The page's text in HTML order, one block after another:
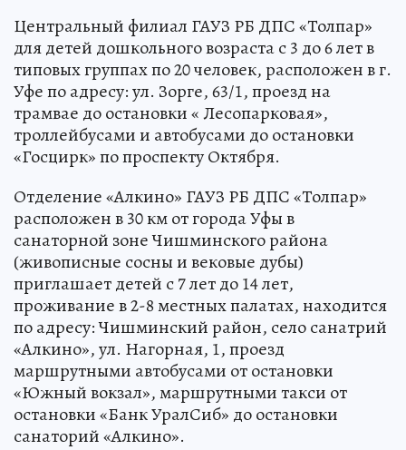
Центральный филиал ГАУЗ РБ ДПС «Толпар»
для детей дошкольного возраста с 3 до 6 лет в
типовых группах по 20 человек, расположен в г.
Уфе по адресу: ул. Зорге, 63/1, проезд на
трамвае до остановки « Лесопарковая»,
троллейбусами и автобусами до остановки
«Госцирк» по проспекту Октября.
Отделение «Алкино» ГАУЗ РБ ДПС «Толпар»
расположен в 30 км от города Уфы в
санаторной зоне Чишминского района
(живописные сосны и вековые дубы)
приглашает детей с 7 лет до 14 лет,
проживание в 2-8 местных палатах, находится
по адресу: Чишминский район, село санатрий
«Алкино», ул. Нагорная, 1, проезд
маршрутными автобусами от остановки
«Южный вокзал», маршрутными такси от
остановки «Банк УралСиб» до остановки
санаторий «Алкино».